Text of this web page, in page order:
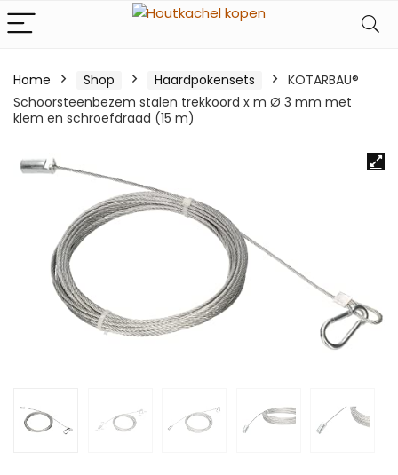
Home Shop Haardpokensets
KOTARBAU®
Schoorsteenbezem stalen trekkoord x m Ø 3 mm met
klem en schroefdraad (15 m)